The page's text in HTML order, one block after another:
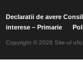
Declaratii de avere
interese – Primarie
Copyright © 2026 Site-ul